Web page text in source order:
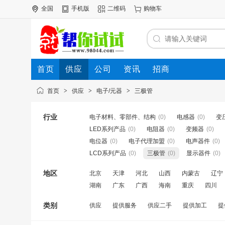
全国 手机版 二维码 购物车
首页 供应 公司 资讯 招商
首页 > 供应 > 电子/元器 > 三极管
行业 电子材料、零部件、结构 (0) 电感器 (0)
变
LED系列产品 (0) 电阻器 (0) 变频器 (0)
电位器 (0) 电子代理加盟 (0) 电声器件 (0)
LCD系列产品 (0) 三极管 (0) 显示器件 (0)
地区 北京 天津 河北 山西 内蒙古
辽宁
湖南
广东 广西 海南 重庆 四川
类别 供应 提供服务 供应二手 提供加工